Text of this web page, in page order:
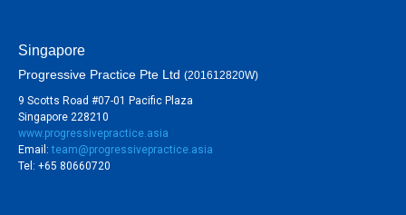
Singapore
Progressive Practice Pte Ltd (201612820W)
9 Scotts Road #07-01 Pacific Plaza
Singapore 228210
www.progressivepractice.asia
Email:team@progressivepractice.asia
Tel: +65 80660720